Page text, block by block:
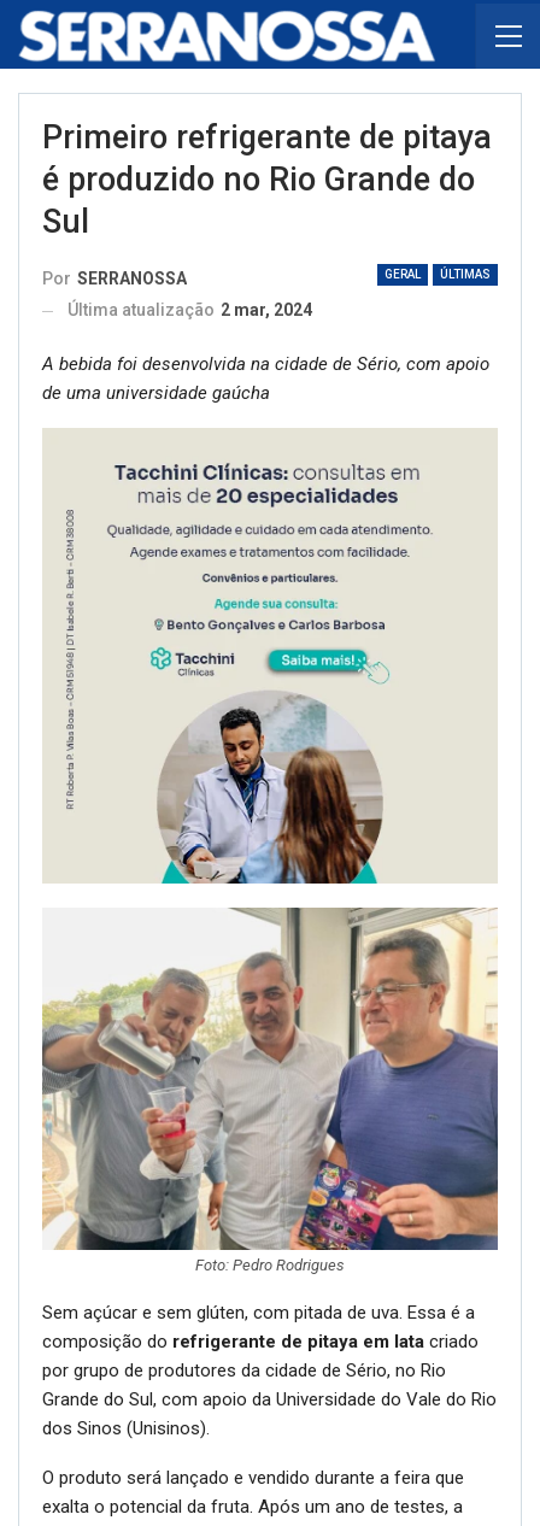
Primeiro refrigerante de pitaya
é produzido no Rio Grande do
Sul
GERAL ÚLTIMAS
Por SERRANOSSA
Última atualização 2 mar, 2024
A bebida foi desenvolvida na cidade de Sério, com apoio
de uma universidade gaúcha
Foto: Pedro Rodrigues
Sem açúcar e sem glúten, com pitada de uva. Essa é a
composição do refrigerante de pitaya em lata criado
por grupo de produtores da cidade de Sério, no Rio
Grande do Sul, com apoio da Universidade do Vale do Rio
dos Sinos (Unisinos).
O produto será lançado e vendido durante a feira que
exalta o potencial da fruta. Após um ano de testes, a